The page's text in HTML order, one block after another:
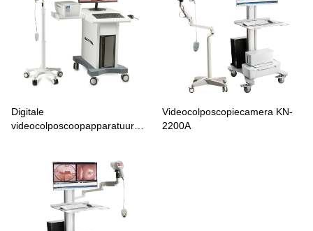
Digitale
videocolposcoopapparatuur
Videocolposcopiecamera KN-
2200A